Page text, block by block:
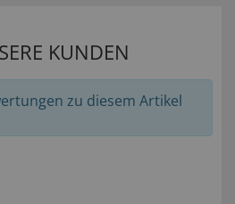
KUNDEN
zu diesem Artikel